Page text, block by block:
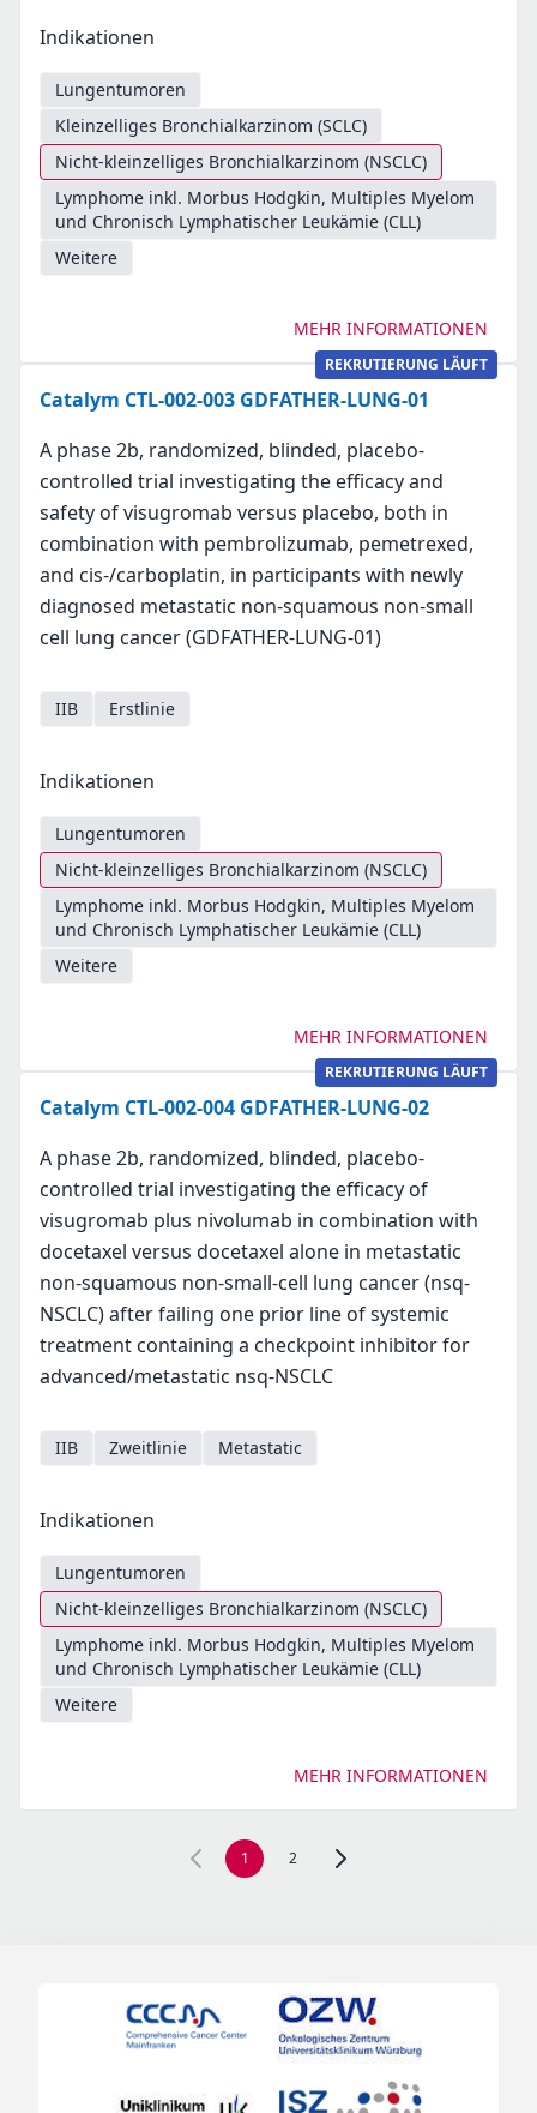
Indikationen
Lungentumoren
Kleinzelliges Bronchialkarzinom (SCLC)
Nicht-kleinzelliges Bronchialkarzinom (NSCLC)
Lymphome inkl. Morbus Hodgkin, Multiples Myelom
und Chronisch Lymphatischer Leukämie (CLL)
Weitere
MEHR INFORMATIONEN
REKRUTIERUNG LÄUFT
Catalym CTL-002-003 GDFATHER-LUNG-01
A phase 2b, randomized, blinded, placebo-
controlled trial investigating the efficacy and
safety of visugromab versus placebo, both in
combination with pembrolizumab, pemetrexed,
and cis-/carboplatin, in participants with newly
diagnosed metastatic non-squamous non-small
cell lung cancer (GDFATHER-LUNG-01)
IIB Erstlinie
Indikationen
Lungentumoren
Nicht-kleinzelliges Bronchialkarzinom (NSCLC)
Lymphome inkl. Morbus Hodgkin, Multiples Myelom
und Chronisch Lymphatischer Leukämie (CLL)
Weitere
MEHR INFORMATIONEN
REKRUTIERUNG LÄUFT
Catalym CTL-002-004 GDFATHER-LUNG-02
A phase 2b, randomized, blinded, placebo-
controlled trial investigating the efficacy of
visugromab plus nivolumab in combination with
docetaxel versus docetaxel alone in metastatic
non-squamous non-small-cell lung cancer (nsq-
NSCLC) after failing one prior line of systemic
treatment containing a checkpoint inhibitor for
advanced/metastatic nsq-NSCLC
IIB Zweitlinie Metastatic
Indikationen
Lungentumoren
Nicht-kleinzelliges Bronchialkarzinom (NSCLC)
Lymphome inkl. Morbus Hodgkin, Multiples Myelom
und Chronisch Lymphatischer Leukämie (CLL)
Weitere
MEHR INFORMATIONEN
1 2 Zur nächsten Seite, Seite 2